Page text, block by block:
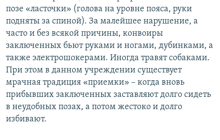
позе «ласточки» (голова на уровне пояса, руки
подняты за спиной). За малейшее нарушение, а
часто и без всякой причины, конвоиры
заключенных бьют руками и ногами, дубинками, а
также электрошокерами. Иногда травят собаками.
При этом в данном учреждении существует
мрачная традиция «приемки» – когда вновь
прибывших заключенных заставляют долго сидеть
в неудобных позах, а потом жестоко и долго
избивают.